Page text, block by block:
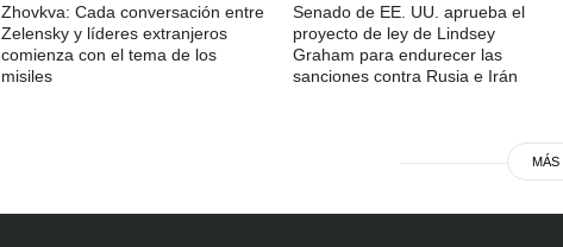
Zhovkva: Cada conversación entre
Zelensky y líderes extranjeros
comienza con el tema de los
misiles
Senado de EE. UU. aprueba el
proyecto de ley de Lindsey
Graham para endurecer las
sanciones contra Rusia e Irán
MÁS